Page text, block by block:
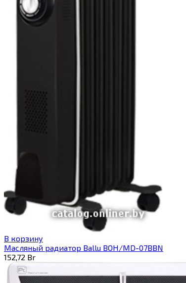
В корзину
Масляный радиатор Ballu BOH/MD-07BBN
152,72 Br